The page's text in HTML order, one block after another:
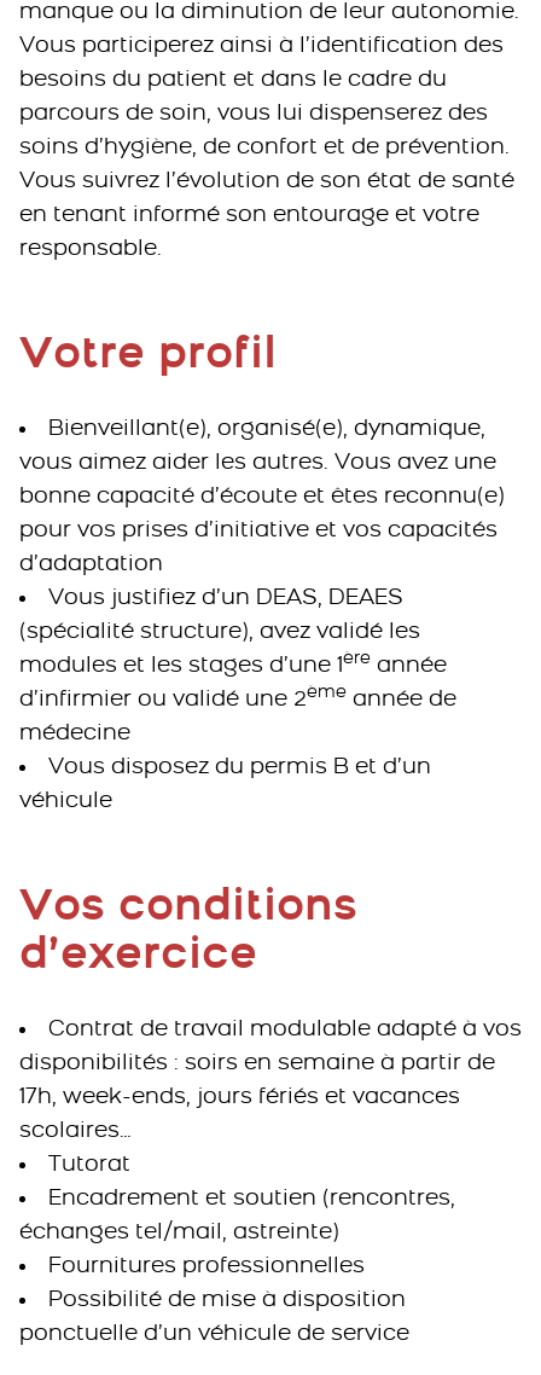
manque ou la diminution de leur autonomie.
Vous participerez ainsi à l’identification des
besoins du patient et dans le cadre du
parcours de soin, vous lui dispenserez des
soins d’hygiène, de confort et de prévention.
Vous suivrez l’évolution de son état de santé
en tenant informé son entourage et votre
responsable.
Votre profil
Bienveillant(e), organisé(e), dynamique,
vous aimez aider les autres. Vous avez une
bonne capacité d’écoute et êtes reconnu(e)
pour vos prises d’initiative et vos capacités
d’adaptation
Vous justifiez d’un DEAS, DEAES
(spécialité structure), avez validé les
modules et les stages d’une 1ère année
d’infirmier ou validé une 2ème année de
médecine
Vous disposez du permis B et d’un
véhicule
Vos conditions
d’exercice
Contrat de travail modulable adapté à vos
disponibilités : soirs en semaine à partir de
17h, week-ends, jours fériés et vacances
scolaires…
Tutorat
Encadrement et soutien (rencontres,
échanges tel/mail, astreinte)
Fournitures professionnelles
Possibilité de mise à disposition
ponctuelle d’un véhicule de service